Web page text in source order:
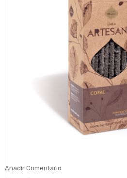
Añadir Comentario